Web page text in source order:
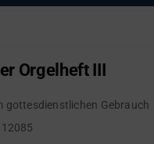
Orgelheft III
gottesdienstlichen Gebrauch
12085